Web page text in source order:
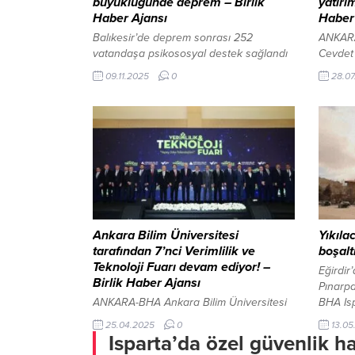
Haber Ajansı
Balıkesir’de deprem sonrası 252
vatandaşa psikososyal destek sağlandı
İçeriği Görüntüle BALIKESİR – BHA
AFAD’ın internet sitesinde yer alan
depremin merkez üssü Sındırgı olarak
açıklandı. Sarsıntının yerin yaklaşık 7,14
kilometre derinliğinde meydana geldiği
bildirildi. “Olumsuz bir durum yok” AFAD
tarafından yapılan açıklamada, “Balıkesir
ilimizin Sındırgı ilçesinde...
09.11.2025 0
Avrupa
Ankara Bilim Üniversitesi
tarafından 7’nci Verimlilik ve
Teknoloji Fuarı devam ediyor! –
Birlik Haber Ajansı
ANKARA-BHA Ankara Bilim Üniversitesi
(ABÜ) tarafından düzenlenen 7. Verimlilik
ve Teknoloji Fuarı, ATO Congresium’da
yoğun katılım ile başladı. Fuara,
25.04.2025 0
BHA
Isparta’da özel güvenlik